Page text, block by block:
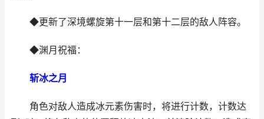
◆更新了深境螺旋第十一层和第十二层的敌人阵容。
◆渊月祝福：
斩冰之月
角色对敌人造成冰元素伤害时，将进行计数，计数达